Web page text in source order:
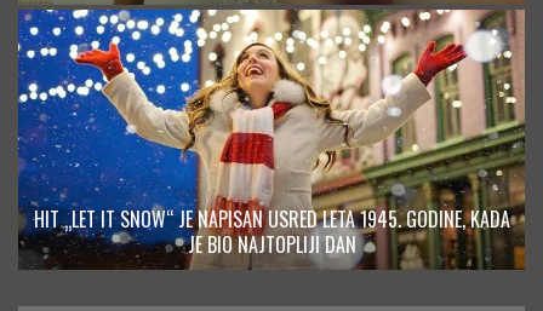
HIT „LET IT SNOW“ JE NAPISAN USRED LETA 1945. GODINE, KADA
JE BIO NAJTOPLIJI DAN